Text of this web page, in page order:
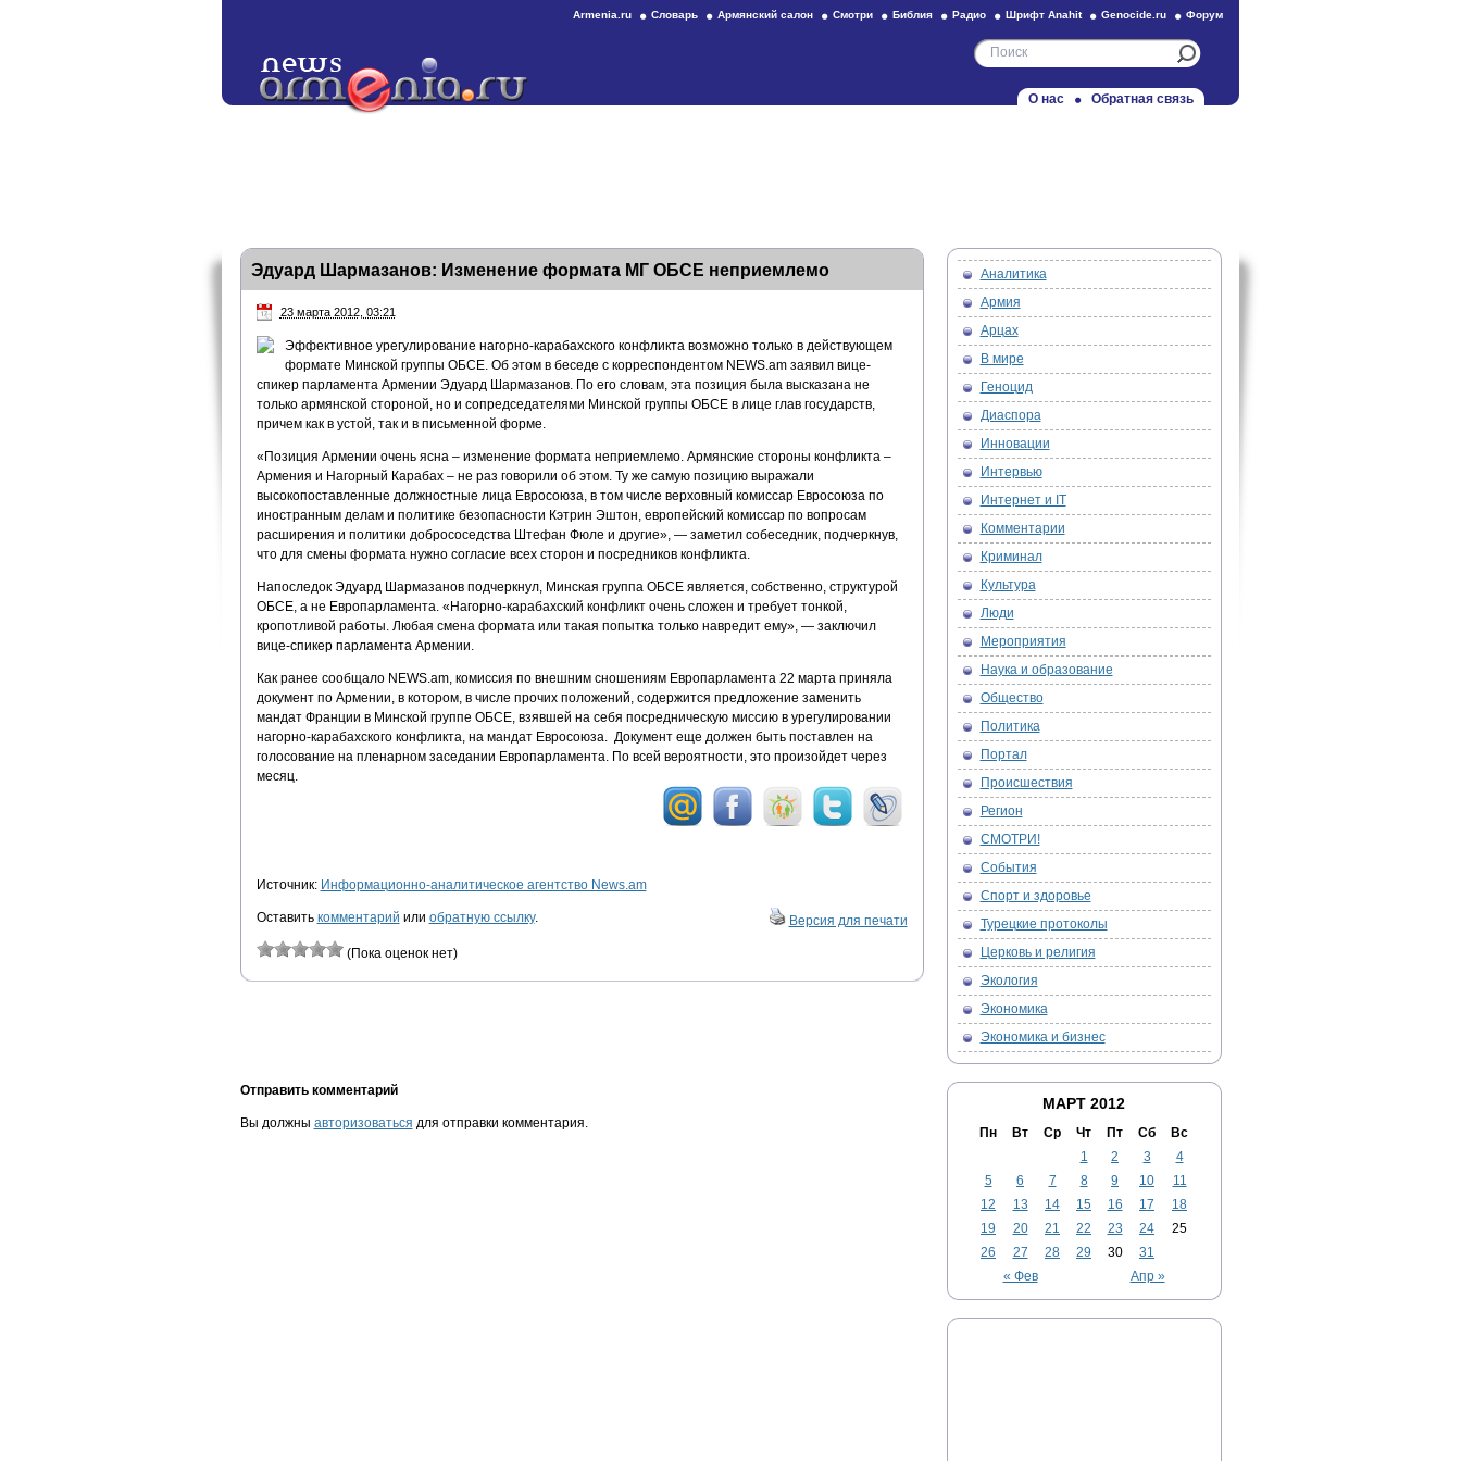
Armenia.ru Словарь Армянский салон Смотри Библия Радио Шрифт Anahit Genocide.ru Форум
О нас Обратная связь
Эдуард Шармазанов: Изменение формата МГ ОБСЕ неприемлемо
23 марта 2012, 03:21
Эффективное урегулирование нагорно-карабахского конфликта возможно только в действующем
формате Минской группы ОБСЕ. Об этом в беседе с корреспондентом NEWS.am заявил вице-
спикер парламента Армении Эдуард Шармазанов. По его словам, эта позиция была высказана не
только армянской стороной, но и сопредседателями Минской группы ОБСЕ в лице глав государств,
причем как в устой, так и в письменной форме.
«Позиция Армении очень ясна – изменение формата неприемлемо. Армянские стороны конфликта –
Армения и Нагорный Карабах – не раз говорили об этом. Ту же самую позицию выражали
высокопоставленные должностные лица Евросоюза, в том числе верховный комиссар Евросоюза по
иностранным делам и политике безопасности Кэтрин Эштон, европейский комиссар по вопросам
расширения и политики добрососедства Штефан Фюле и другие», — заметил собеседник, подчеркнув,
что для смены формата нужно согласие всех сторон и посредников конфликта.
Напоследок Эдуард Шармазанов подчеркнул, Минская группа ОБСЕ является, собственно, структурой
ОБСЕ, а не Европарламента. «Нагорно-карабахский конфликт очень сложен и требует тонкой,
кропотливой работы. Любая смена формата или такая попытка только навредит ему», — заключил
вице-спикер парламента Армении.
Как ранее сообщало NEWS.am, комиссия по внешним сношениям Европарламента 22 марта приняла
документ по Армении, в котором, в числе прочих положений, содержится предложение заменить
мандат Франции в Минской группе ОБСЕ, взявшей на себя посредническую миссию в урегулировании
нагорно-карабахского конфликта, на мандат Евросоюза. Документ еще должен быть поставлен на
голосование на пленарном заседании Европарламента. По всей вероятности, это произойдет через
месяц.
Источник: Информационно-аналитическое агентство News.am
Оставить комментарий или обратную ссылку. Версия для печати
(Пока оценок нет)
Отправить комментарий
Вы должны авторизоваться для отправки комментария.
Аналитика
Армия
Арцах
В мире
Геноцид
Диаспора
Инновации
Интервью
Интернет и IT
Комментарии
Криминал
Культура
Люди
Мероприятия
Наука и образование
Общество
Политика
Портал
Происшествия
Регион
СМОТРИ!
События
Спорт и здоровье
Турецкие протоколы
Церковь и религия
Экология
Экономика
Экономика и бизнес
МАРТ 2012
Пн Вт Ср Чт Пт Сб Вс
« Фев Апр »
1 2 3
4
5
6 7 8 9 10
11
12
13 14 15 16 17
18
19
20 21 22 23 24
25
26
27 28 29 30 31